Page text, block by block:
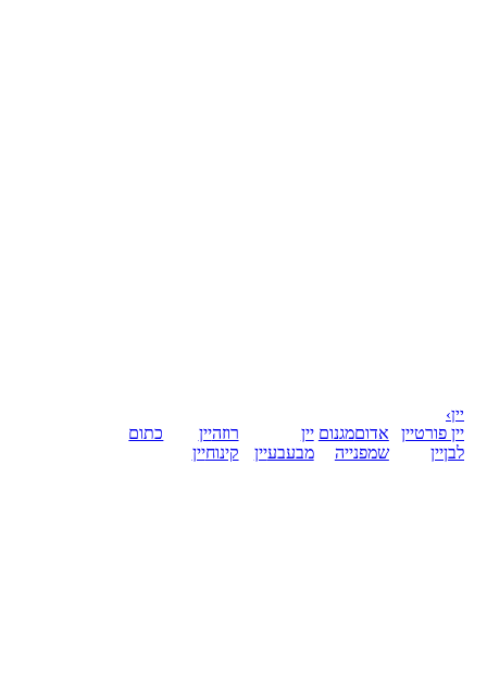
יין›
יין פורטיין
לבןיין
אדוםמגנום
שמפנייה
יין
מבעבעיין
רוזהיין
קינוחיין
כתום